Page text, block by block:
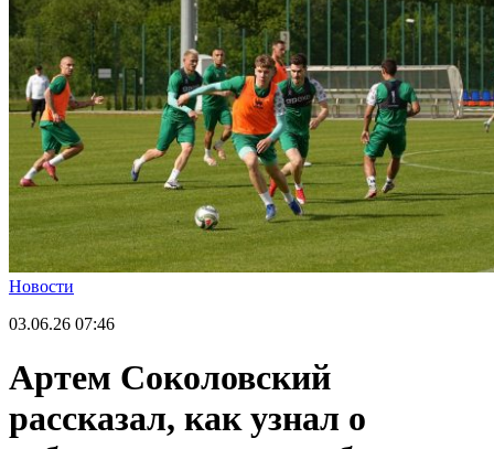
Новости
03.06.26 07:46
Артем Соколовский
рассказал, как узнал о